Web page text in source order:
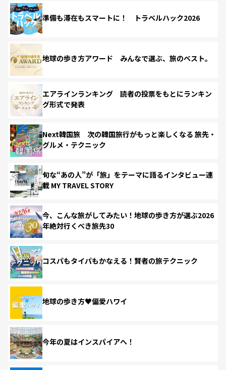
準備も滞在もスマートに！ トラベルハック2026
地球の歩き方アワード みんなで選ぶ、旅のベスト。
エアラインランキング 読者の投票をもとにランキン
グ形式で発表
Next韓国旅 次の韓国旅行がもっと楽しくなる 旅先・
グルメ・テクニック
旬な“あの人”が「旅」をテーマに語るインタビュー連
載 MY TRAVEL STORY
今、こんな旅がしてみたい！地球の歩き方が選ぶ2026
年絶対行くべき旅先30
コスパもタイパもかなえる！賢者の旅テクニック
地球の歩き方♥偏愛ハワイ
今年の夏はインスパイアへ！